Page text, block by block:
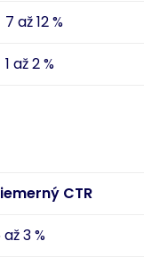
7 až 12 %
1 až 2 %
CTR
až 3 %